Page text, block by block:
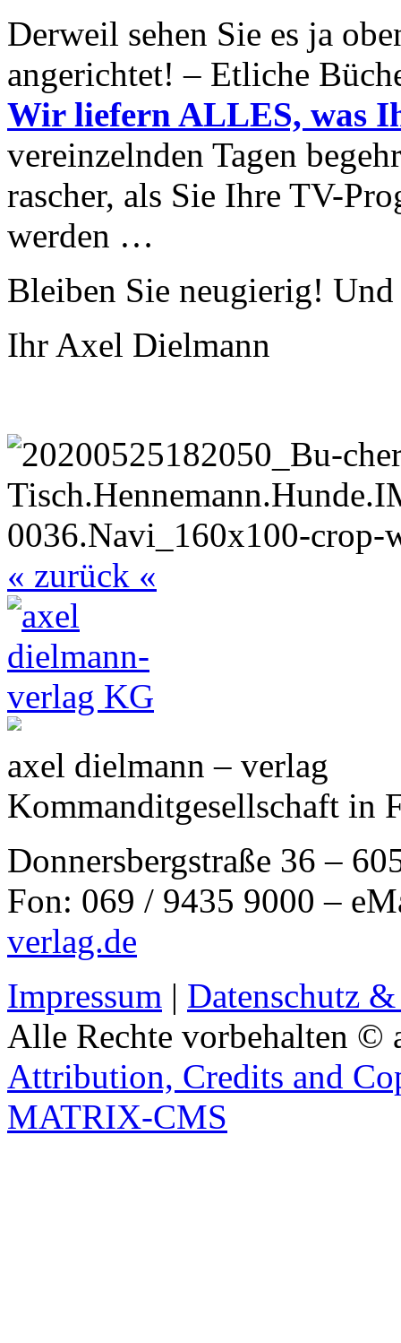
Derweil sehen Sie es ja
angerichtet! – Etliche
Wir liefern ALLES, was
vereinzelnden Tagen
rascher, als Sie Ihre TV-
werden …
Bleiben Sie neugierig!
Ihr Axel Dielmann
« zurück «
axel dielmann – verlag
Kommanditgesellschaft in
Donnersbergstraße 36 –
Fon: 069 / 9435 9000 –
verlag.de
Impressum | Datenschutz
Alle Rechte vorbehalten ©
Attribution, Credits and
MATRIX-CMS